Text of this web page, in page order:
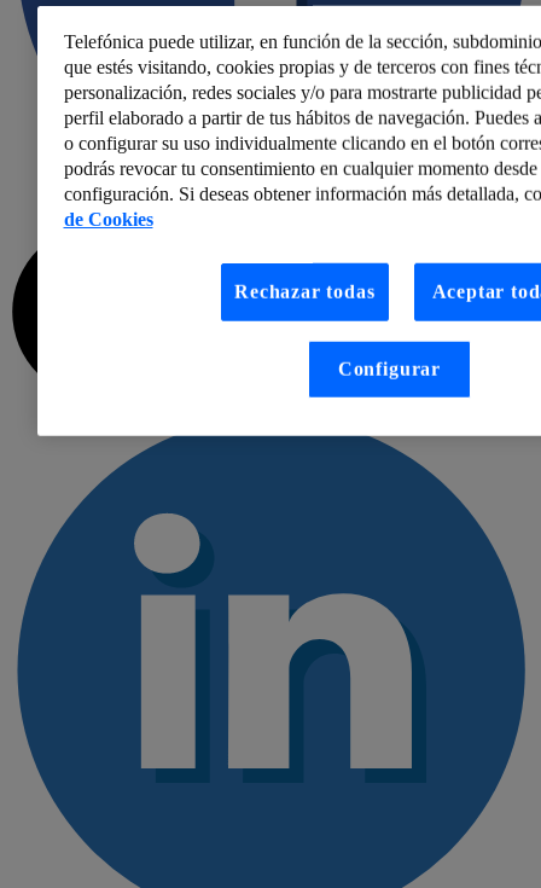
Telefónica puede utilizar, en función de la sección,
que estés visitando, cookies propias y de terceros con fines
personalización, redes sociales y/o para mostrarte publicidad
perfil elaborado a partir de tus hábitos de navegación. Puedes
o configurar su uso individualmente clicando en el botón
podrás revocar tu consentimiento en cualquier momento
configuración. Si deseas obtener información más detallada,
de Cookies
Rechazar todas Aceptar
Configurar